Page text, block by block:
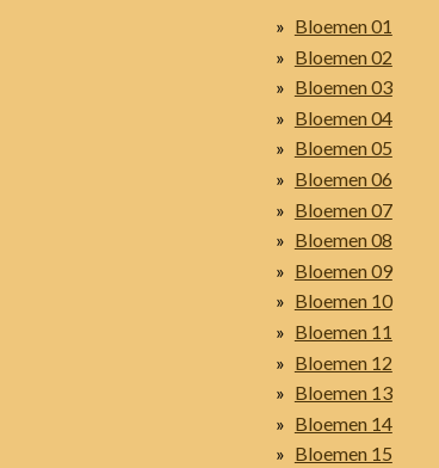
Bloemen 01
Bloemen 02
Bloemen 03
Bloemen 04
Bloemen 05
Bloemen 06
Bloemen 07
Bloemen 08
Bloemen 09
Bloemen 10
Bloemen 11
Bloemen 12
Bloemen 13
Bloemen 14
Bloemen 15